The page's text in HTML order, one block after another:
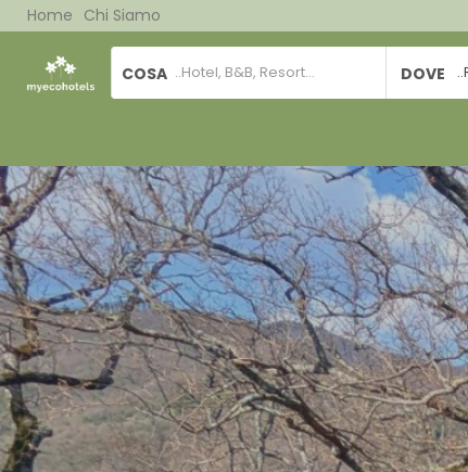
Home Chi Siamo
COSA DOVE